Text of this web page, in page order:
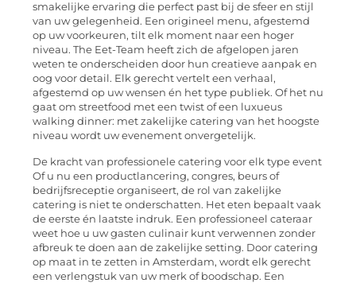
smakelijke ervaring die perfect past bij de sfeer en stijl
van uw gelegenheid. Een origineel menu, afgestemd
op uw voorkeuren, tilt elk moment naar een hoger
niveau. The Eet-Team heeft zich de afgelopen jaren
weten te onderscheiden door hun creatieve aanpak en
oog voor detail. Elk gerecht vertelt een verhaal,
afgestemd op uw wensen én het type publiek. Of het nu
gaat om streetfood met een twist of een luxueus
walking dinner: met zakelijke catering van het hoogste
niveau wordt uw evenement onvergetelijk.
De kracht van professionele catering voor elk type event
Of u nu een productlancering, congres, beurs of
bedrijfsreceptie organiseert, de rol van zakelijke
catering is niet te onderschatten. Het eten bepaalt vaak
de eerste én laatste indruk. Een professioneel cateraar
weet hoe u uw gasten culinair kunt verwennen zonder
afbreuk te doen aan de zakelijke setting. Door catering
op maat in te zetten in Amsterdam, wordt elk gerecht
een verlengstuk van uw merk of boodschap. Een